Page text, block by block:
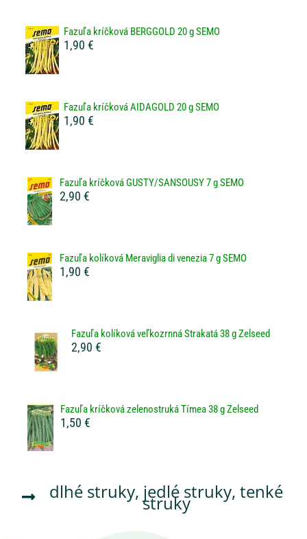
Fazuľa kríčková BERGGOLD 20 g SEMO
1,90 €
Fazuľa kríčková AIDAGOLD 20 g SEMO
1,90 €
Fazuľa kríčková GUSTY/SANSOUSY 7 g SEMO
2,90 €
Fazuľa kolíková Meraviglia di venezia 7 g SEMO
1,90 €
Fazuľa kolíková veľkozrnná Strakatá 38 g Zelseed
2,90 €
Fazuľa kríčková zelenostruká Tímea 38 g Zelseed
1,50 €
dlhé struky, jedlé struky, tenké
struky